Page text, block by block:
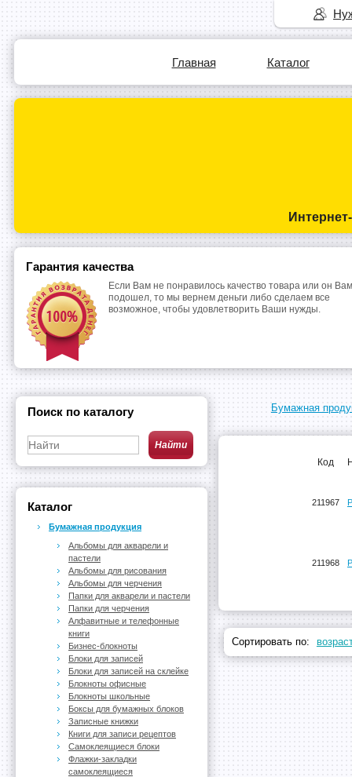
Главная Каталог
Гарантия качества
Если Вам не понравилось качество товара или он
подошел, то мы вернем деньги либо сделаем все
возможное, чтобы удовлетворить Ваши нужды.
Бумажная
Код
211967
211968
Сортировать по:
Поиск по каталогу
Каталог
Бумажная продукция
Альбомы для акварели и
пастели
Альбомы для рисования
Альбомы для черчения
Папки для акварели и пастели
Папки для черчения
Алфавитные и телефонные
книги
Бизнес-блокноты
Блоки для записей
Блоки для записей на склейке
Блокноты офисные
Блокноты школьные
Боксы для бумажных блоков
Записные книжки
Книги для записи рецептов
Самоклеящиеся блоки
Флажки-закладки
самоклеящиеся